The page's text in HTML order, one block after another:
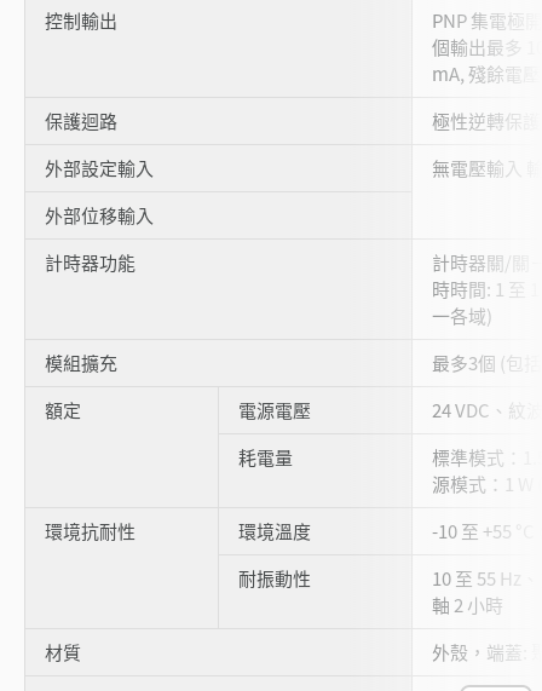
控制輸出
PNP 集電極
個輸出最多
mA, 殘餘電
保護迴路
極性逆轉保
外部設定輸入
無電壓輸入
外部位移輸入
計時器功能
計時器關/關
時時間: 1 至
一各域)
模組擴充
最多3個 (包
額定
電源電壓
24 VDC、紋
耗電量
標準模式：
源模式：1 W
環境抗耐性
環境溫度
-10 至 +55
耐振動性
10 至 55 Hz
軸 2 小時
材質
外殼，端蓋: